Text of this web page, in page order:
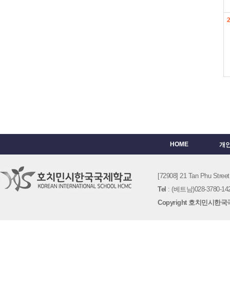
HOME 개
[72908] 21 Tan Phu
Tel : (베트남)028-3780-
Copyright 호치민시한국